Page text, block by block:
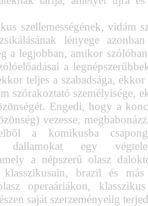
szellemességének, vidám
lényege
a legjobban, amikor
a
teljes a szabadsága,
szórakoztató személyisége,
Engedi, hogy a
vezesse,
a komikusba
dallamokat egy
a népszerű olasz
brazil és más
operaáriákon,
saját szerzeményeiig